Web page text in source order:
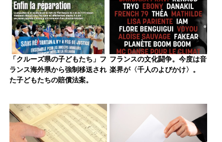
「クルーズ県の子どもたち」フ
ランス海外県から強制移送され
た子どもたちの賠償法案。
フランスの文化闘争。今度は音
楽界が〈千人のよびかけ〉。